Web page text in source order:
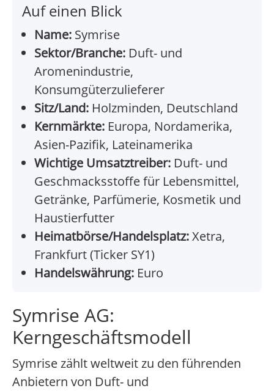
Auf einen Blick
Name: Symrise
Sektor/Branche: Duft- und
Aromenindustrie,
Konsumgüterzulieferer
Sitz/Land: Holzminden, Deutschland
Kernmärkte: Europa, Nordamerika,
Asien-Pazifik, Lateinamerika
Wichtige Umsatztreiber: Duft- und
Geschmacksstoffe für Lebensmittel,
Getränke, Parfümerie, Kosmetik und
Haustierfutter
Heimatbörse/Handelsplatz:Xetra,
Frankfurt (Ticker SY1)
Handelswährung: Euro
Symrise AG:
Kerngeschäftsmodell
Symrise zählt weltweit zu den führenden
Anbietern von Duft- und